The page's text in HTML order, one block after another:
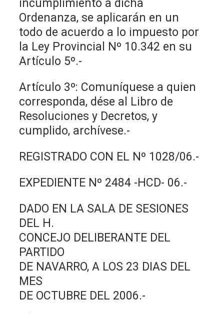
incumplimiento a dicha
Ordenanza, se aplicarán en un
todo de acuerdo a lo impuesto por
la Ley Provincial Nº 10.342 en su
Artículo 5º.-
Artículo 3º: Comuníquese a quien
corresponda, dése al Libro de
Resoluciones y Decretos, y
cumplido, archívese.-
REGISTRADO CON EL Nº 1028/06.-
EXPEDIENTE Nº 2484 -HCD- 06.-
DADO EN LA SALA DE SESIONES
DEL H.
CONCEJO DELIBERANTE DEL
PARTIDO
DE NAVARRO, A LOS 23 DIAS DEL
MES
DE OCTUBRE DEL 2006.-